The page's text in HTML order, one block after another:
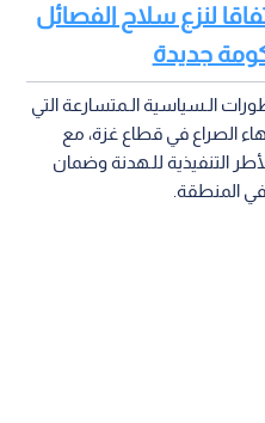
لنزع سلاح الفصائل
جديدة
الـسياسية الـمتسارعة التي
الصراع في قطاع غزة، مع
التنفيذية للـهدنة وضمان
في المنطقة.